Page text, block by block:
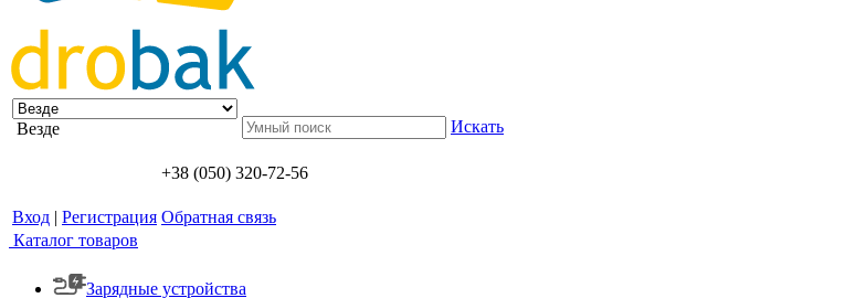
Везде Искать
+38 (050) 320-72-56
Вход | Регистрация Обратная связь
Каталог товаров
Зарядные устройства